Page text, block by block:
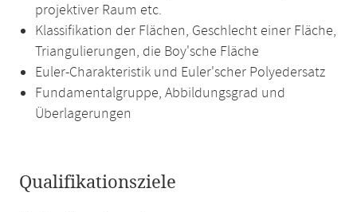
projektiver Raum etc.
Klassifikation der Flächen, Geschlecht einer Fläche,
Triangulierungen, die Boy'sche Fläche
Euler-Charakteristik und Euler'scher Polyedersatz
Fundamentalgruppe, Abbildungsgrad und
Überlagerungen
Qualifikationsziele